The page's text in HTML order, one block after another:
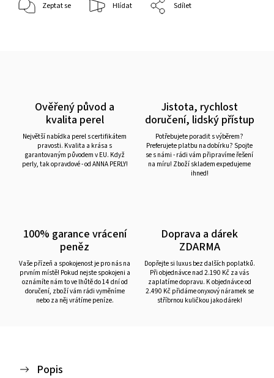
Zeptat se Hlídat Sdílet
Ověřený původ a
kvalita perel
Největší nabídka perel s certifikátem
pravosti. Kvalita a krása s
garantovaným původem v EU. Když
perly, tak opravdové - od ANNA PERLY!
Jistota, rychlost
doručení, lidský přístup
Potřebujete poradit s výběrem?
Preferujete platbu na dobírku? Spojte
se s námi - rádi vám připravíme řešení
na míru! Zboží skladem expedujeme
ihned!
100% garance vrácení
peněz
Vaše přízeň a spokojenost je pro nás na
prvním místě! Pokud nejste spokojeni a
oznámíte nám to ve lhůtě do 14 dní od
doručení, zboží vám rádi vyměníme
nebo za něj vrátíme peníze.
Doprava a dárek
ZDARMA
Dopřejte si luxus bez dalších poplatků.
Při objednávce nad 2.190 Kč za vás
zaplatíme dopravu. K objednávce od
2.490 Kč přidáme onyxový náramek se
stříbrnou kuličkou jako dárek!
Popis